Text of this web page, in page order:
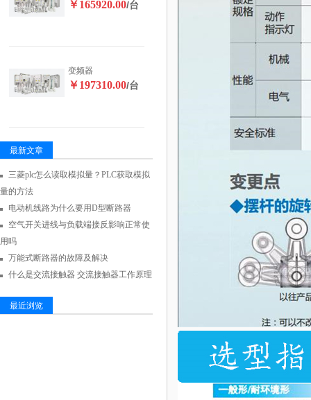
￥165920.00/台
变频器
￥197310.00/台
最新文章
三菱plc怎么读取模拟量？PLC获取模拟
量的方法
电动机线路为什么要用D型断路器
空气开关进线与负载端接反影响正常使
用吗
万能式断路器的故障及解决
什么是交流接触器 交流接触器工作原理
最近浏览